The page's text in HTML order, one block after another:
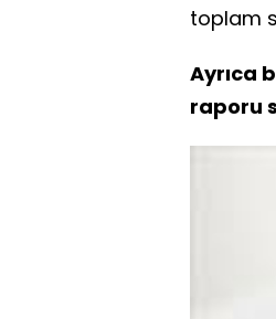
toplam
Ayrıca
raporu